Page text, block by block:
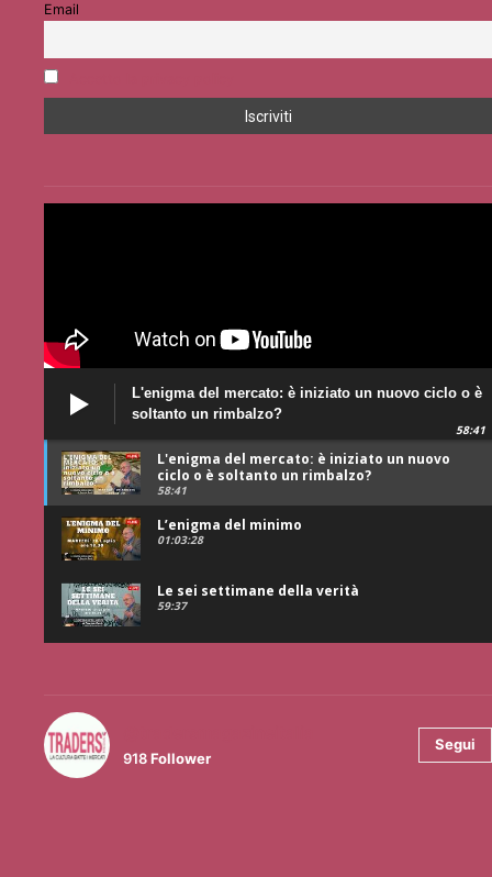
Email
L'enigma del mercato: è iniziato un nuovo ciclo o è
soltanto un rimbalzo?
58:41
L'enigma del mercato: è iniziato un nuovo
ciclo o è soltanto un rimbalzo?
58:41
L’enigma del minimo
01:03:28
Le sei settimane della verità
59:37
918Follower
Segui